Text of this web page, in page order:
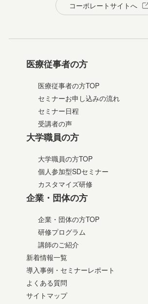
コーポレートサイトへ
医療従事者の方
医療従事者の方TOP
セミナーお申し込みの流れ
セミナー日程
受講者の声
大学職員の方
大学職員の方TOP
個人参加型SDセミナー
カスタマイズ研修
企業・団体の方
企業・団体の方TOP
研修プログラム
講師のご紹介
新着情報一覧
導入事例・セミナーレポート
よくある質問
サイトマップ